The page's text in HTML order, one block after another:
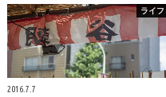
ライフ
2016.7.7